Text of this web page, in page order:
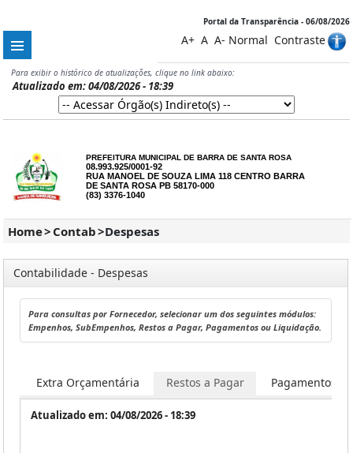
Portal da Transparência - 06/08/2026
A+ A A- Normal Contraste
Para exibir o histórico de atualizações, clique no link abaixo:
Atualizado em: 04/08/2026 - 18:39
PREFEITURA MUNICIPAL DE BARRA DE SANTA ROSA
08.993.925/0001-92
RUA MANOEL DE SOUZA LIMA 118 CENTRO BARRA
DE SANTA ROSA PB 58170-000
(83) 3376-1040
Home> Contab>Despesas
Contabilidade - Despesas
Para consultas por Fornecedor, selecionar um dos seguintes módulos:
Empenhos, SubEmpenhos, Restos a Pagar, Pagamentos ou Liquidação.
Extra Orçamentária Restos a Pagar Pagamentos
Atualizado em: 04/08/2026 - 18:39